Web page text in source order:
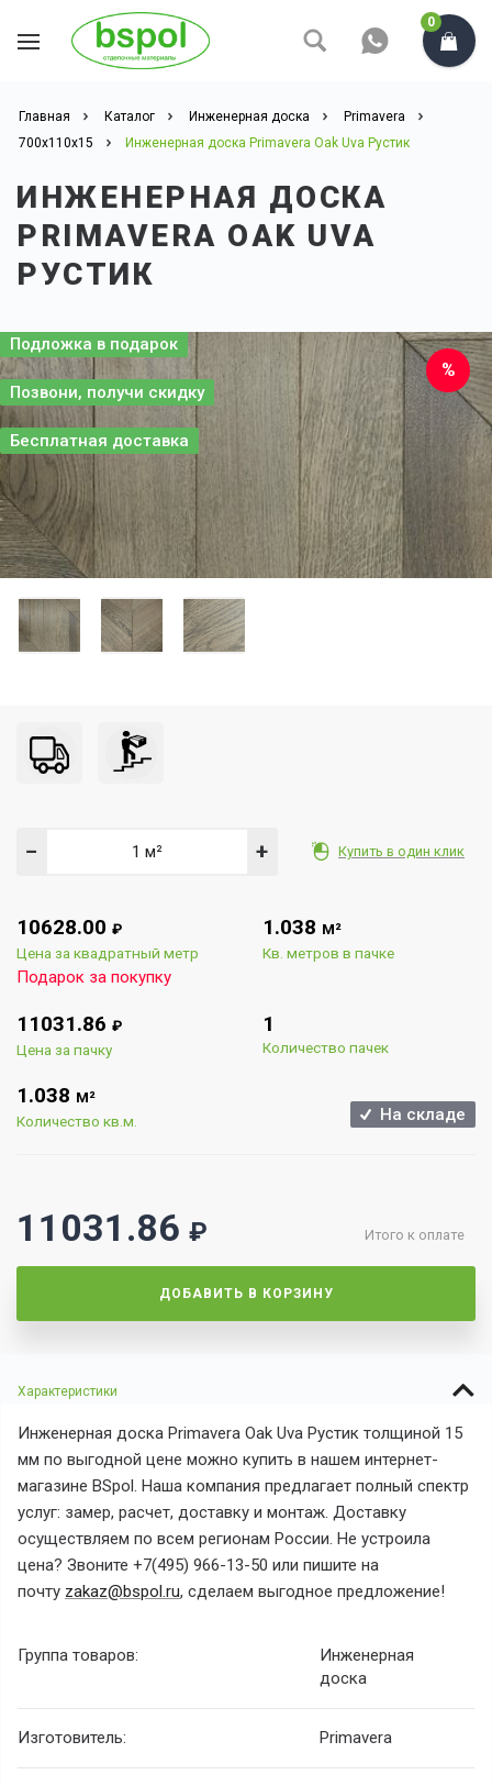
0
Главная Каталог Инженерная доска
Primavera
700x110x15
Инженерная доска Primavera Oak Uva Рустик
ИНЖЕНЕРНАЯ ДОСКА
PRIMAVERA OAK UVA
РУСТИК
Подложка в подарок
Позвони, получи скидку
Бесплатная доставка
Купить в один клик
− +
10628.00 ₽
Цена за квадратный метр
Подарок за покупку
1.038 М²
Кв. метров в пачке
11031.86 ₽
Цена за пачку
1
Количество пачек
1.038 М²
Количество кв.м. На складе
Итого к оплате
11031.86 ₽
ДОБАВИТЬ В КОРЗИНУ
Характеристики
Инженерная доска Primavera Oak Uva Рустик толщиной 15
мм по выгодной цене можно купить в нашем интернет-
магазине BSpol. Наша компания предлагает полный спектр
услуг: замер, расчет, доставку и монтаж. Доставку
осуществляем по всем регионам России. Не устроила
цена? Звоните +7(495) 966-13-50 или пишите на
почту zakaz@bspol.ru, сделаем выгодное предложение!
Группа товаров:
Инженерная
доска
Изготовитель: Primavera